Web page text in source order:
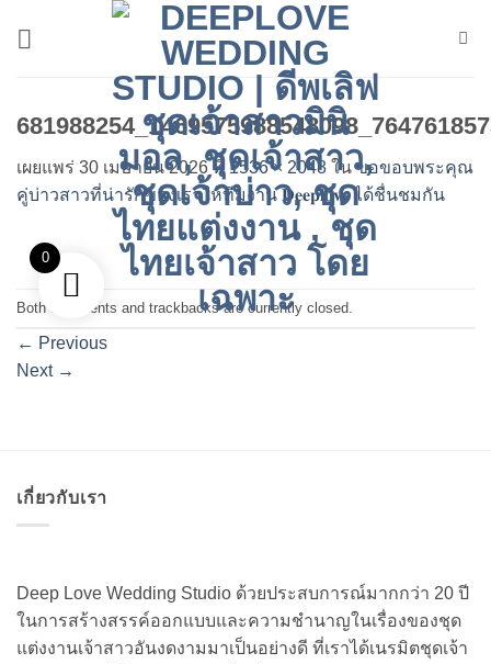
เผยแพร่ 30 เมษายน 2026ที่1536 × 2048 ในขอขอบพระคุณ
คู่บ่าวสาวที่น่ารักของเราให้ทีมงาน 𝐃𝐞𝐞𝐩𝐥𝐨𝐯𝐞 ได้ชื่นชมกัน
Both comments and trackbacks are currently closed.
← Previous
Next →
เกี่ยวกับเรา
Deep Love Wedding Studio ด้วยประสบการณ์มากกว่า 20 ปี
ในการสร้างสรรค์ออกแบบและความชำนาญในเรื่องของชุด
แต่งงานเจ้าสาวอันงดงามมาเป็นอย่างดี ที่เราได้เนรมิตชุดเจ้า
0